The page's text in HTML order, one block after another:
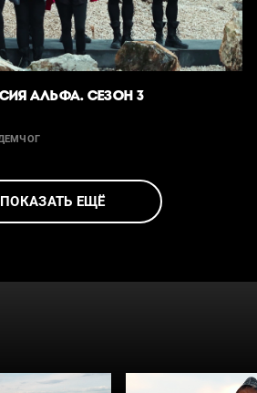
АЛЬФА. СЕЗОН 3
ПОКАЗАТЬ ЕЩЁ